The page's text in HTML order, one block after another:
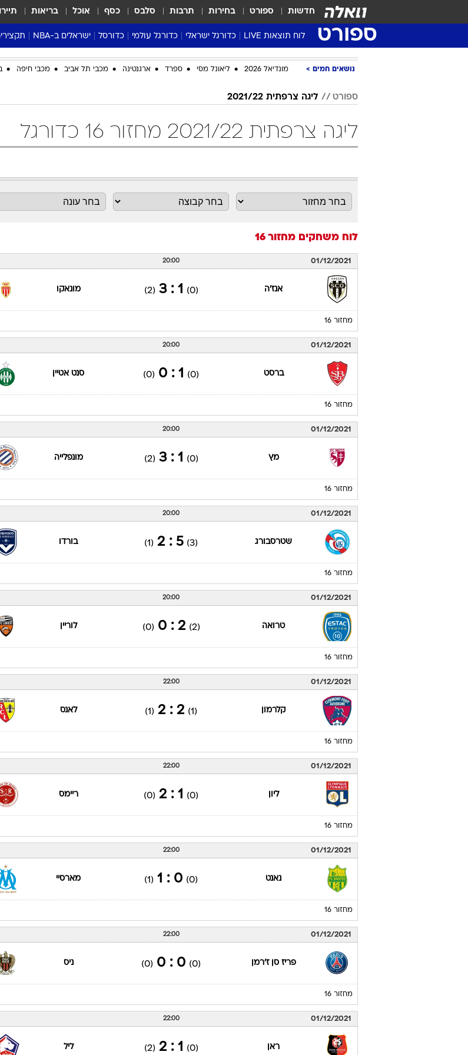
חדשות ספורט בחירות תרבות סלבס כסף אוכל בריאות
ספורט לוח תוצאות LIVE כדורגל ישראלי
ליגת העל Winner
גביע המדינה
שגרירים
נבחרות ישראל
ליגה א'
כדורגל עולמי
ליגה אנגלית
ליגה צרפתית
ליגת האלופות
דרום אמריקה
כדורסל
ליגת העל
נבחרות ישראל בכדורסל
כדורסל נשים
ישראלים ב-NBA
דני אבדיה
נושאים חמים מונדיאל 2026 ליאונל מסי ספרד ארגנטינה מכבי תל אביב מכבי חיפה
ספורט ליגה צרפתית 2021/22
ליגה צרפתית 2021/22 מחזור 16 כדורגל
לוח משחקים מחזור 16
01/12/2021
20:00
אנז'ה (0)
1 : 3
(2) מונאקו
מחזור 16
01/12/2021
20:00
ברסט (0)
1 : 0
(0) סנט אטיין
מחזור 16
01/12/2021
20:00
מץ (0)
1 : 3
(2) מונפלייה
מחזור 16
01/12/2021
20:00
שטרסבורג (3)
5 : 2
(1) בורדו
מחזור 16
01/12/2021
20:00
טרואה (2)
2 : 0
(0) לוריין
מחזור 16
01/12/2021
22:00
קלרמון (1)
2 : 2
(1) לאנס
מחזור 16
01/12/2021
22:00
ליון (0)
1 : 2
(0) ריימס
מחזור 16
01/12/2021
22:00
נאנט (0)
0 : 1
(1) מארסיי
מחזור 16
01/12/2021
22:00
פריז סן ז'רמן (0)
0 : 0
(0) ניס
מחזור 16
01/12/2021
22:00
ראן (0)
1 : 2
(2) ליל